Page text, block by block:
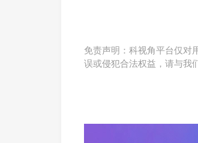
免责声明：科视角平台仅对
误或侵犯合法权益，请与我